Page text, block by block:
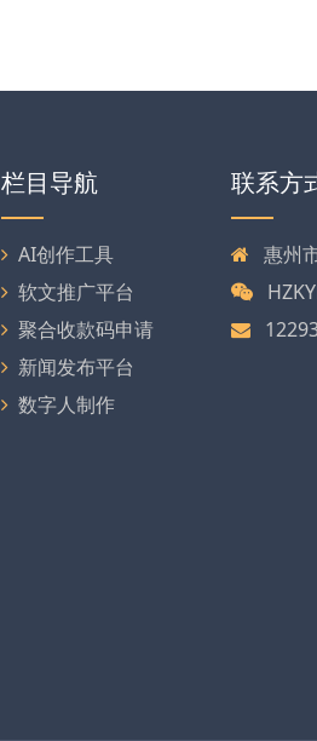
栏目导航
AI创作工具
软文推广平台
聚合收款码申请
新闻发布平台
数字人制作
联系方
惠州